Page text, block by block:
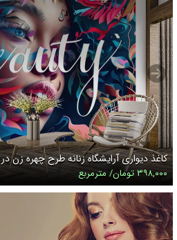
کاغذ دیواری آرایشگاه زنانه طرح چهره زن
۳۹۸,۰۰۰ تومان/ مترمربع